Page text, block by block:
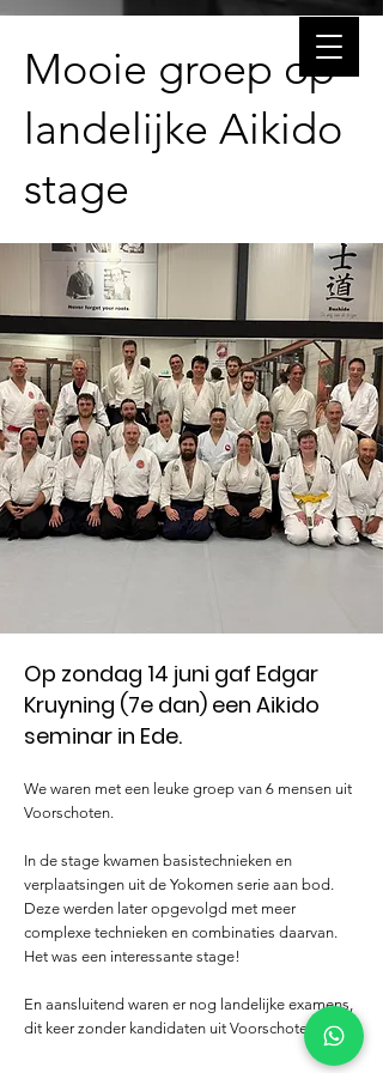
Mooie groep op
landelijke Aikido
stage
Op zondag 14 juni gaf Edgar
Kruyning (7e dan) een Aikido
seminar in Ede.
We waren met een leuke groep van 6 mensen uit
Voorschoten.
In de stage kwamen basistechnieken en
verplaatsingen uit de Yokomen serie aan bod.
Deze werden later opgevolgd met meer
complexe technieken en combinaties daarvan.
Het was een interessante stage!
En aansluitend waren er nog landelijke examens,
dit keer zonder kandidaten uit Voorschoten.